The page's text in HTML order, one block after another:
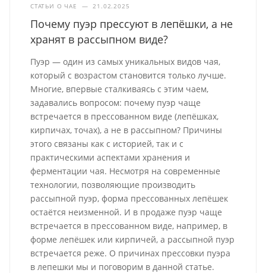
СТАТЬИ О ЧАЕ — 21.02.2025
Почему пуэр прессуют в лепёшки, а не
хранят в рассыпном виде?
Пуэр — один из самых уникальных видов чая,
который с возрастом становится только лучше.
Многие, впервые сталкиваясь с этим чаем,
задавались вопросом: почему пуэр чаще
встречается в прессованном виде (лепёшках,
кирпичах, точах), а не в рассыпном? Причины
этого связаны как с историей, так и с
практическими аспектами хранения и
ферментации чая. Несмотря на современные
технологии, позволяющие производить
рассыпной пуэр, форма прессованных лепёшек
остаётся неизменной. И в продаже пуэр чаще
встречается в прессованном виде, например, в
форме лепёшек или кирпичей, а рассыпной пуэр
встречается реже. О причинах прессовки пуэра
в лепешки мы и поговорим в данной статье.